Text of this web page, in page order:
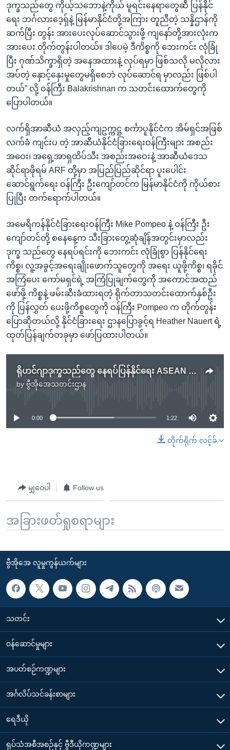
ဒုက္ခသည်တွေ ကိုယ့်သဘောနဲ့ကိုယ် မူရင်းနေရာတွေဆီ ပြန်နိုင်
ရေး ဘင်္ဂလားဒေ့ရှ်နဲ့ မြန်မာနိုင်ငံတို့အကြား တူညီတဲ့ သန္နိဌာန်ကို
ဆက်ပြီး တွန်း အားပေးလုပ်ဆောင်သွားဖို့ ကျနော်တို့အားလုံးက
အားပေး တိုက်တွန်းပါတယ်။ ဒါပေမဲ့ ဒီကိစ္စကို ဘေးကင်း လုံခြုံ
ပြီး ဂုဏ်သိက္ခာရှိတဲ့ အနေအထားနဲ့ လုပ်ရမှာ ဖြစ်သလို မလိုလား
အပ်တဲ့ နှောင့်နှေးမှုတွေမရှိစေဘဲ လုပ်ဆောင်ရ မှာလည်း ဖြစ်ပါ
တယ်” လို့ ဝန်ကြီး Balakrishnan က သတင်းထောက်တွေကို
ပြောပါတယ်။
လက်ရှိအာဆီယံ အလှည့်ကျဥက္ကဋ္ဌ စင်္ကာပူနိုင်ငံက အိမ်ရှင်အဖြစ်
လက်ခံ ကျင်းပ တဲ့ အာဆီယံနိုင်ငံခြားရေးဝန်ကြီးများ အစည်း
အဝေး၊ အရှေ့အာရှထိပ်သီး အစည်းအဝေးနဲ့ အာဆီယံဒေသ
ဆိုင်ရာဖိုရမ် ARF တို့မှာ အပြည်ပြည်ဆိုင်ရာ ပူးပေါင်း
ဆောင်ရွက်ရေး ဝန်ကြီး ဦးကျော်တင်က မြန်မာနိုင်ငံကို ကိုယ်စား
ပြုပြီး တက်ရောက်ပါတယ်။
အမေရိကန်နိုင်ငံခြားရေးဝန်ကြီး Mike Pompeo နဲ့ ဝန်ကြီး ဦး
ကျော်တင်တို့ စနေနေ့က သီးခြားတွေ့ဆုံချိန်အတွင်းမှာလည်း
ဒုက္ခ သည်တွေ နေရပ်ရင်းကို ဘေးကင်း လုံခြုံစွာ ပြန်နိုင်ရေး
ကိစ္စ၊ လူ့အခွင့်အရေးချိုးဖောက်သူတွေကို အရေး ယူဖို့ကိစ္စ၊ ရခိုင်
အကြံပေး ကော်မရှင်ရဲ့ အကြံပြုချက်တွေကို အကောင်အထည်
ဖော်ဖို့ ကိစ္စနဲ့ ဖမ်းဆီးခံထားရတဲ့ ရိုက်တာသတင်းထောက်နှစ်ဦး
ကို ပြန်လွှတ် ပေးဖို့ကိစ္စတွေကို ဝန်ကြီး Pompeo က တိုက်တွန်း
ပြောဆိုတယ်လို့ နိုင်ငံခြားရေး ဌာနပြောခွင့်ရ Heather Nauert ရဲ့
ထုတ်ပြန်ချက်တခုမှာ ဖော်ပြထားပါတယ်။
ရိုဟင်ဂျာဒုက္ခသည်တွေ နေရပ်ပြန်နိုင်ရေး ASEAN အားပေးမည်
by ဗွီအိုအေသတင်းဌာန
No media source currently available
0:00 1:22
တိုက်ရိုက် လင့်ခ်
မျှဝေပါ Follow us
အခြားဖတ်ရှုစရာများ
ဗွီအိုအေ လူမှုကွန်ယက်များ
သတင်း
၀န်ဆောင်မှုများ
အပတ်စဉ်ကဏ္ဍများ
အင်္ဂလိပ်သင်ခန်းစာများ
ရေဒီယို
ရုပ်သံအစီအစဉ်နှင့် ဗွီဒီယိုကဏ္ဍများ